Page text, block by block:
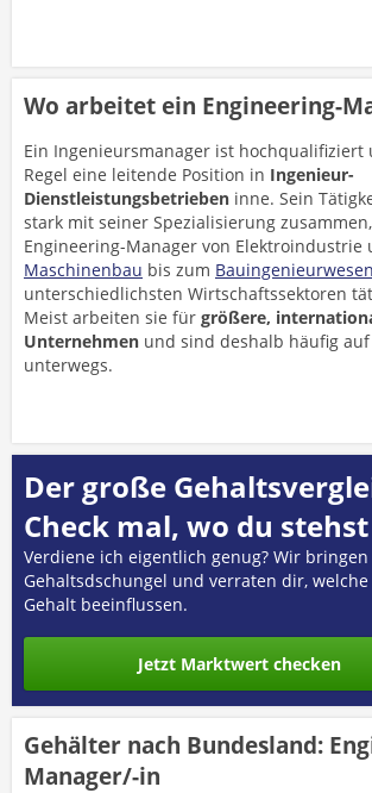
Wo arbeitet ein Engineering-
Ein Ingenieursmanager ist
Regel eine leitende Position in Ingenieur-
Dienstleistungsbetrieben inne. Sein
stark mit seiner Spezialisierung
Engineering-Manager von Elektroindustrie
Maschinenbau bis zum Bauingenieurwesen
unterschiedlichsten Wirtschaftssektoren
Meist arbeiten sie für größere,
Unternehmen und sind deshalb häufig
unterwegs.
Der große
Check mal, wo du stehst
Verdiene ich eigentlich genug? Wir
Gehaltsdschungel und verraten dir,
Gehalt beeinflussen.
Jetzt Marktwert checken
Gehälter nach Bundesland:
Manager/-in